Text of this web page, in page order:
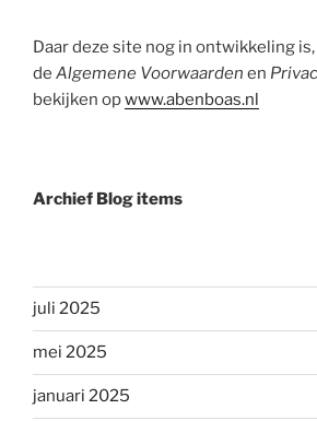
Daar deze site nog in ontwikkeling
de Algemene Voorwaarden en
bekijken opwww.abenboas.nl
Archief Blog items
juli 2025
mei 2025
januari 2025